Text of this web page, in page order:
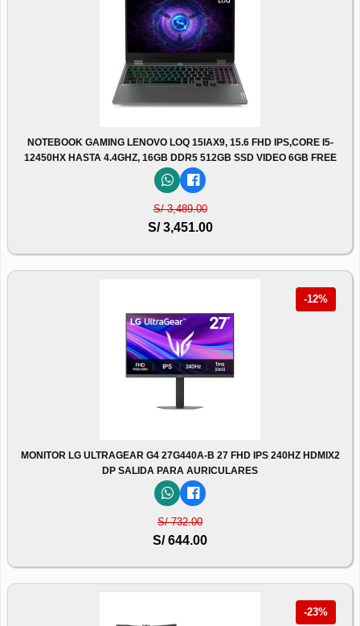
NOTEBOOK GAMING LENOVO LOQ 15IAX9, 15.6 FHD IPS,CORE I5-
12450HX HASTA 4.4GHZ, 16GB DDR5 512GB SSD VIDEO 6GB FREE
S/ 3,489.00
S/ 3,451.00
-12%
MONITOR LG ULTRAGEAR G4 27G440A-B 27 FHD IPS 240HZ HDMIX2
DP SALIDA PARA AURICULARES
S/ 732.00
S/ 644.00
-23%